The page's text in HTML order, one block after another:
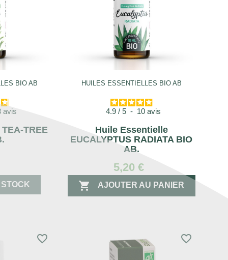
BIO AB
avis
TREE
HUILES ESSENTIELLES BIO AB
4.9 / 5 - 10avis
Huile Essentielle
EUCALYPTUS RADIATA BIO
AB.
5,20 €
 AJOUTER AU PANIER
favorite_border favorite_border